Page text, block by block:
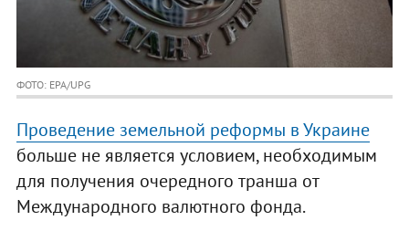
ФОТО: EPA/UPG
Проведение земельной реформы в Украине
больше не является условием, необходимым
для получения очередного транша от
Международного валютного фонда.